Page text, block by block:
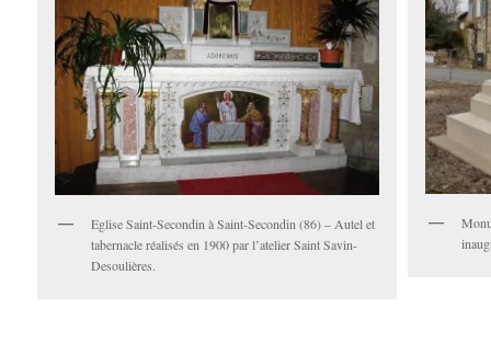
Eglise Saint-Secondin à Saint-Secondin (86) – Autel et
tabernacle réalisés en 1900 par l’atelier Saint Savin-
Desoulières.